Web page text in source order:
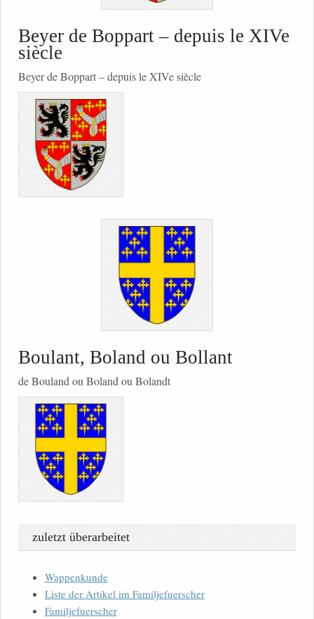
Beyer de Boppart – depuis le XIVe
siècle
Beyer de Boppart – depuis le XIVe siècle
Boulant, Boland ou Bollant
de Bouland ou Boland ou Bolandt
zuletzt überarbeitet
Wappenkunde
Liste der Artikel im Familjefuerscher
Familjefuerscher